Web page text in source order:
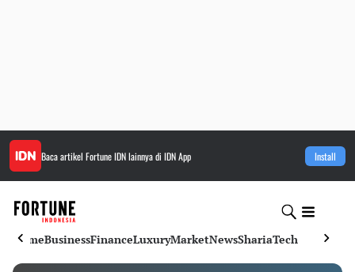
Baca artikel Fortune IDNlainnya di IDN App Install
HomeBusinessFinanceLuxuryMarketNewsShariaTech